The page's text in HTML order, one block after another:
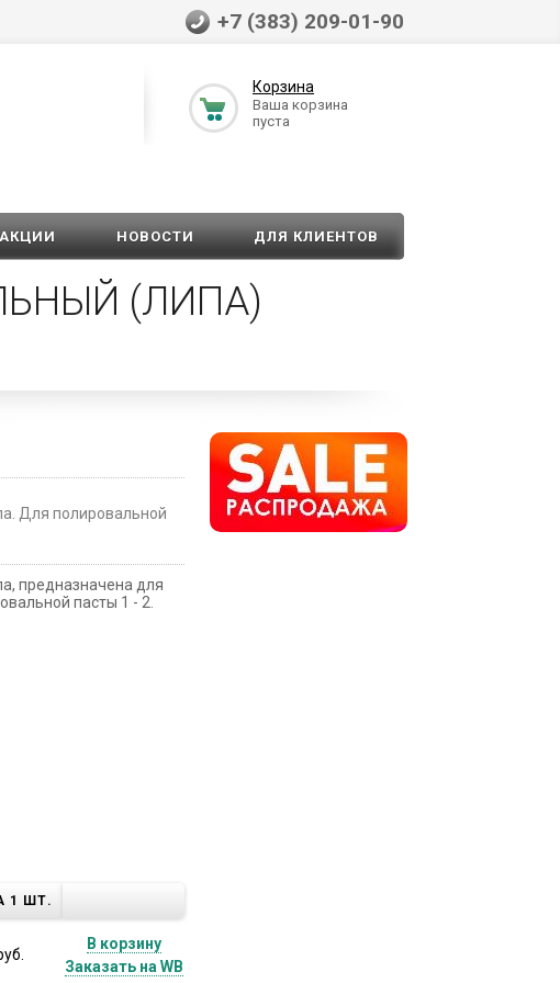
+7 (383) 209-01-90
Корзина
Ваша корзина
пуста
АКЦИИ НОВОСТИ ДЛЯ КЛИЕНТОВ
(ЛИПА)
Для полировальной
предназначена для
пасты 1 - 2.
1 ШТ.
В корзину
Заказать на WB